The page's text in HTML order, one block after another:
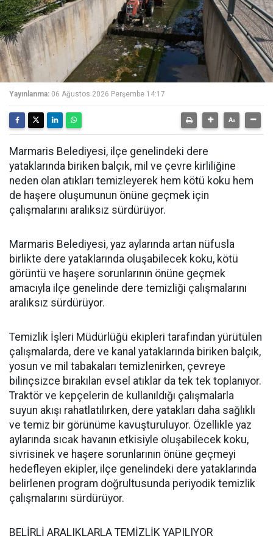
Yayınlanma: 06 Ağustos 2026 Perşembe 14:17
Marmaris Belediyesi, ilçe genelindeki dere
yataklarında biriken balçık, mil ve çevre kirliliğine
neden olan atıkları temizleyerek hem kötü koku hem
de haşere oluşumunun önüne geçmek için
çalışmalarını aralıksız sürdürüyor.
Marmaris Belediyesi, yaz aylarında artan nüfusla
birlikte dere yataklarında oluşabilecek koku, kötü
görüntü ve haşere sorunlarının önüne geçmek
amacıyla ilçe genelinde dere temizliği çalışmalarını
aralıksız sürdürüyor.
Temizlik İşleri Müdürlüğü ekipleri tarafından yürütülen
çalışmalarda, dere ve kanal yataklarında biriken balçık,
yosun ve mil tabakaları temizlenirken, çevreye
bilinçsizce bırakılan evsel atıklar da tek tek toplanıyor.
Traktör ve kepçelerin de kullanıldığı çalışmalarla
suyun akışı rahatlatılırken, dere yatakları daha sağlıklı
ve temiz bir görünüme kavuşturuluyor. Özellikle yaz
aylarında sıcak havanın etkisiyle oluşabilecek koku,
sivrisinek ve haşere sorunlarının önüne geçmeyi
hedefleyen ekipler, ilçe genelindeki dere yataklarında
belirlenen program doğrultusunda periyodik temizlik
çalışmalarını sürdürüyor.
BELİRLİ ARALIKLARLA TEMİZLİK YAPILIYOR